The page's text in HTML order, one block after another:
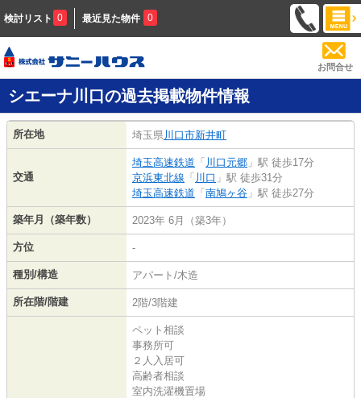
検討リスト 0 最近見た物件 0
お問合せ
シエーナ川口の過去掲載物件情報
所在地 埼玉県 川口市新井町
交通
埼玉高速鉄道 「 川口元郷 」駅 徒歩17分
京浜東北線 「 川口 」駅 徒歩31分
埼玉高速鉄道 「 南鳩ヶ谷 」駅 徒歩27分
築年月（築年数） 2023年 6月（築3年）
方位 -
種別/構造 アパート/木造
所在階/階建 2階/3階建
ペット相談
事務所可
２人入居可
高齢者相談
室内洗濯機置場